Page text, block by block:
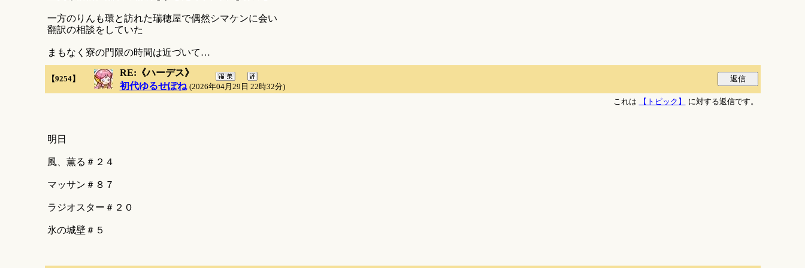
一方のりんも環と訪れた瑞穂屋で偶然シマケンに会い
翻訳の相談をしていた
まもなく寮の門限の時間は近づいて…
【9254】
RE:《ハーデス》
初代ゆるせぽね (2026年04月29日 22時32分)
これは
【トピック】 に対する返信です。
明日
風、薫る＃２４
マッサン＃８７
ラジオスター＃２０
氷の城壁＃５